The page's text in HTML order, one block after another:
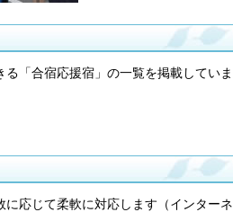
「合宿応援宿」の一覧を掲載していま
応じて柔軟に対応します（インターネ